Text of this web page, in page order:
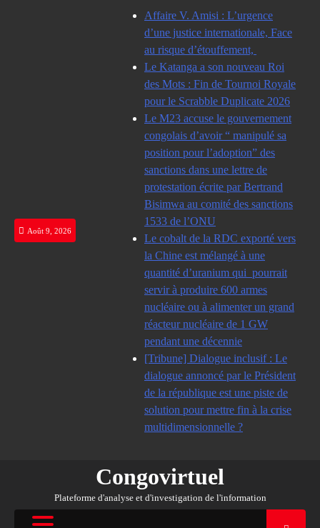
Août 9, 2026
Affaire V. Amisi : L’urgence
d’une justice internationale, Face
au risque d’étouffement,
Le Katanga a son nouveau Roi
des Mots : Fin de Tournoi Royale
pour le Scrabble Duplicate 2026
Le M23 accuse le gouvernement
congolais d’avoir “ manipulé sa
position pour l’adoption” des
sanctions dans une lettre de
protestation écrite par Bertrand
Bisimwa au comité des sanctions
1533 de l’ONU
Le cobalt de la RDC exporté vers
la Chine est mélangé à une
quantité d’uranium qui pourrait
servir à produire 600 armes
nucléaire ou à alimenter un grand
réacteur nucléaire de 1 GW
pendant une décennie
[Tribune] Dialogue inclusif : Le
dialogue annoncé par le Président
de la république est une piste de
solution pour mettre fin à la crise
multidimensionnelle ?
Congovirtuel
Plateforme d'analyse et d'investigation de l'information